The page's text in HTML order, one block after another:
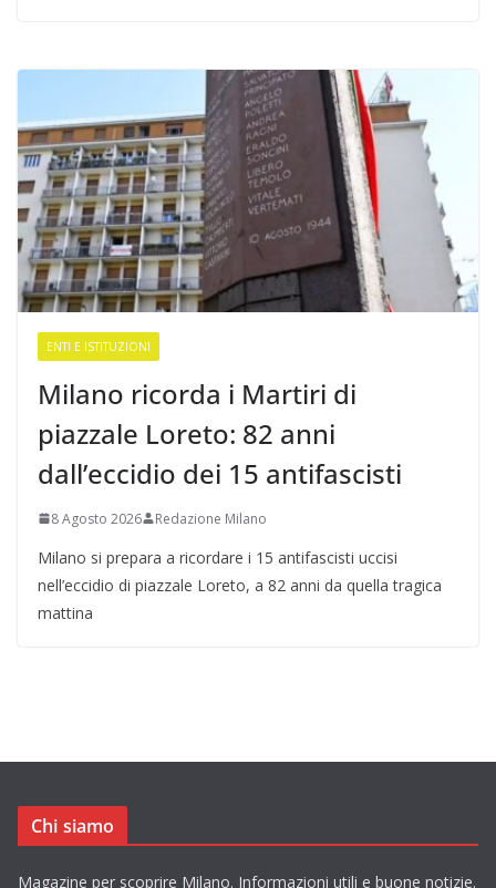
ENTI E ISTITUZIONI
Milano ricorda i Martiri di
piazzale Loreto: 82 anni
dall’eccidio dei 15 antifascisti
8 Agosto 2026 Redazione Milano
Milano si prepara a ricordare i 15 antifascisti uccisi
nell’eccidio di piazzale Loreto, a 82 anni da quella tragica
mattina
Chi siamo
Magazine per scoprire Milano. Informazioni utili e buone notizie.